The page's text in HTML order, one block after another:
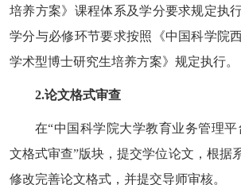
培养方案》课程体系及学分要求规定执
学分与必修环节要求按照《中国科学院
学术型博士研究生培养方案》规定执行。
2.论文格式审查
在“中国科学院大学教育业务管理平
文格式审查”版块，提交学位论文，根据
修改完善论文格式，并提交导师审核。